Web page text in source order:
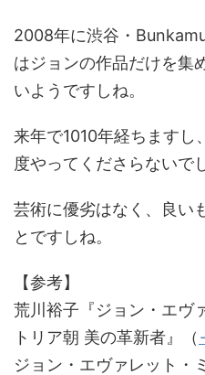
2008年に渋谷・
はジョンの作品だけを集
いようですしね。
来年で1010年経ちますし
度やってくださらないで
芸術に優劣はなく、良い
とですしね。
【参考】
荒川裕子『ジョン・エヴ
トリア朝 美の革新者』（
ジョン・エヴァレット・